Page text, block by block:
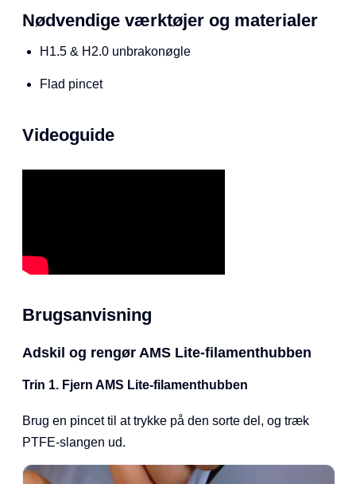
Nødvendige værktøjer og materialer
H1.5 & H2.0 unbrakonøgle
Flad pincet
Videoguide
Brugsanvisning
Adskil og rengør AMS Lite-filamenthubben
Trin 1. Fjern AMS Lite-filamenthubben
Brug en pincet til at trykke på den sorte del, og træk
PTFE-slangen ud.